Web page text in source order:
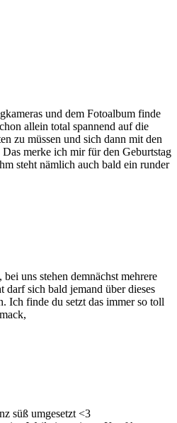
und dem Fotoalbum finde
allein total spannend auf die
zu müssen und sich dann mit den
Das merke ich mir für den Geburtstag
steht nämlich auch bald ein runder
uns stehen demnächst mehrere
darf sich bald jemand über dieses
Ich finde du setzt das immer so toll
süß umgesetzt <3